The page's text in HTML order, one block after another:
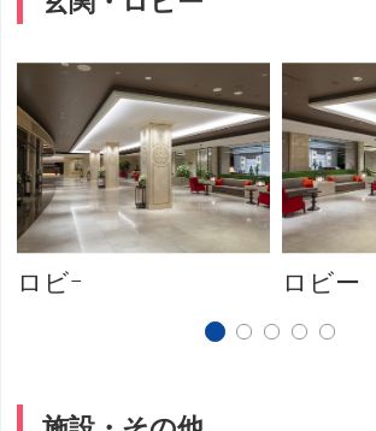
ロビｰ ロビー